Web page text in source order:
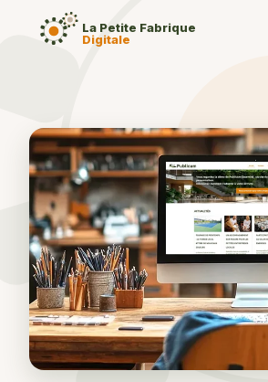
La Petite Fabrique
Digitale